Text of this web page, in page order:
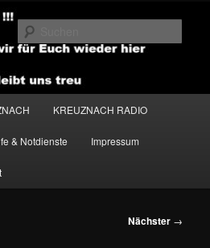
KREUZNACH RADIO
& Notdienste Impressum
Nächster →